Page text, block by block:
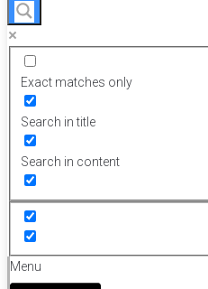
Exact matches only
Search in title
Search in content
Menu